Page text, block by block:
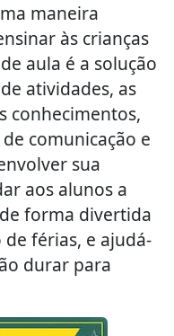
maneira
às crianças
aula é a solução
atividades, as
conhecimentos,
comunicação e
sua
aos alunos a
forma divertida
férias, e ajudá-
durar para